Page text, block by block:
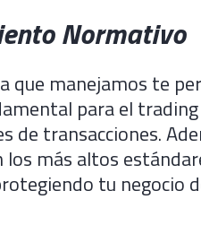
Normativo
que manejamos te
para el
de transacciones.
más altos
tu negocio